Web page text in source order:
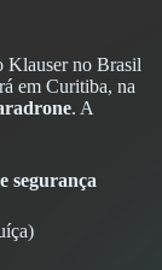
Klauser no Brasil
em Curitiba, na
. A
segurança